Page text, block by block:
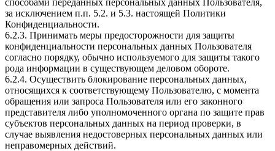
за исключением п.п. 5.2. и 5.3. настоящей Политики
Конфиденциальности.
6.2.3. Принимать меры предосторожности для защиты
конфиденциальности персональных данных Пользователя
согласно порядку, обычно используемого для защиты такого
рода информации в существующем деловом обороте.
6.2.4. Осуществить блокирование персональных данных,
относящихся к соответствующему Пользователю, с момента
обращения или запроса Пользователя или его законного
представителя либо уполномоченного органа по защите прав
субъектов персональных данных на период проверки, в
случае выявления недостоверных персональных данных или
неправомерных действий.